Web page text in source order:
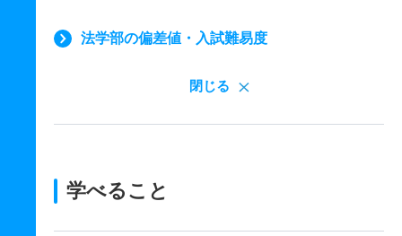
法学部の偏差値・入試難易度
閉じる
学べること